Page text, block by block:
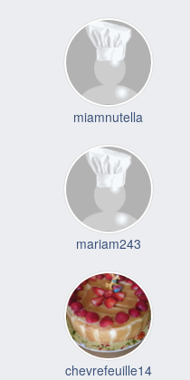
miamnutella
mariam243
chevrefeuille14